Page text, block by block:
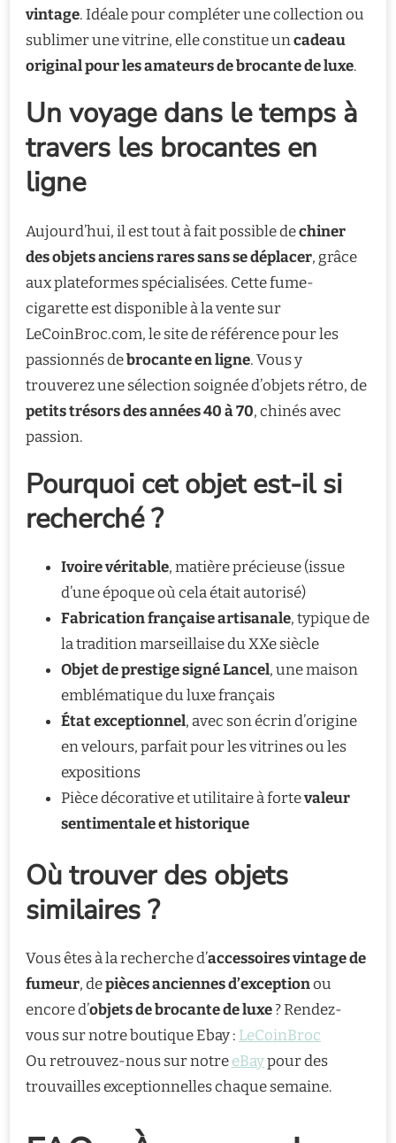
vintage. Idéale pour compléter une collection ou
sublimer une vitrine, elle constitue uncadeau
original pour les amateurs de brocante de luxe.
Un voyage dans le temps à
travers les brocantes en
ligne
Aujourd’hui, il est tout à fait possible dechiner
des objets anciens rares sans se déplacer, grâce
aux plateformes spécialisées. Cette fume-
cigarette est disponible à la vente sur
LeCoinBroc.com, le site de référence pour les
passionnés debrocante en ligne. Vous y
trouverez une sélection soignée d’objets rétro, de
petits trésors des années 40 à 70, chinés avec
passion.
Pourquoi cet objet est-il si
recherché ?
Ivoire véritable, matière précieuse (issue
d’une époque où cela était autorisé)
Fabrication française artisanale, typique de
la tradition marseillaise du XXe siècle
Objet de prestige signé Lancel, une maison
emblématique du luxe français
État exceptionnel, avec son écrin d’origine
en velours, parfait pour les vitrines ou les
expositions
Pièce décorative et utilitaire à fortevaleur
sentimentale et historique
Où trouver des objets
similaires ?
Vous êtes à la recherche d’accessoires vintage de
fumeur, depièces anciennes d’exceptionou
encore d’objets de brocante de luxe? Rendez-
vous sur notre boutique Ebay : LeCoinBroc
Ou retrouvez-nous sur notreeBaypour des
trouvailles exceptionnelles chaque semaine.